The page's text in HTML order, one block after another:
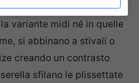
le gonne non vanno in
variante midi né in quelle
si abbinano a stivali o
creando un contrasto
sfilano le plissettate